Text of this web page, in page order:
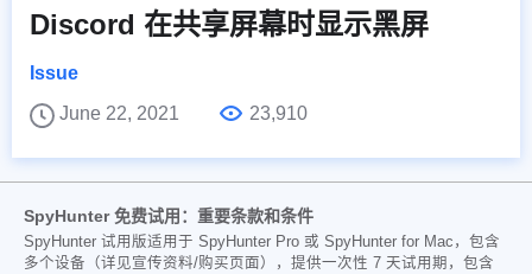
Discord 在共享屏幕时显示黑屏
Issue
June 22, 2021
23,910
SpyHunter 免费试用：重要条款和条件
SpyHunter 试用版适用于 SpyHunter Pro 或 SpyHunter for Mac，包含
多个设备（详见宣传资料/购买页面），提供一次性 7 天试用期，包含